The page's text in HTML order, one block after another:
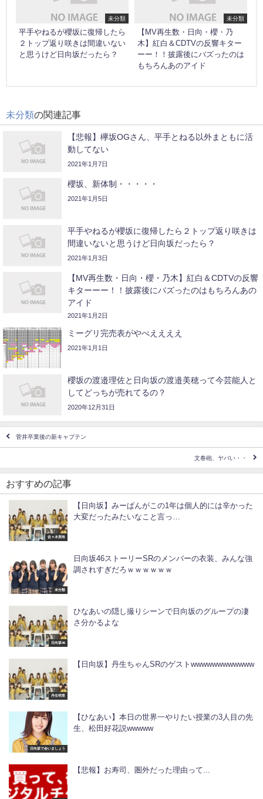
未分類
平手やねるが櫻坂に復帰したら
２トップ返り咲きは間違いない
と思うけど日向坂だったら？
未分類
【MV再生数・日向・櫻・乃
木】紅白＆CDTVの反響キター
ーー！！披露後にバズったのは
もちろんあのアイド
未分類の関連記事
【悲報】欅坂OGさん、平手とねる以外まともに活
動してない
2021年1月7日
櫻坂、新体制・・・・・
2021年1月5日
平手やねるが櫻坂に復帰したら２トップ返り咲きは
間違いないと思うけど日向坂だったら？
2021年1月3日
【MV再生数・日向・櫻・乃木】紅白＆CDTVの反響
キターーー！！披露後にバズったのはもちろんあの
アイド
2021年1月2日
ミーグリ完売表がやべええええ
2021年1月1日
櫻坂の渡邉理佐と日向坂の渡邉美穂って今芸能人と
してどっちが売れてるの？
2020年12月31日
菅井卒業後の新キャプテン
文春砲、ヤバい・・
おすすめの記事
佐々木美玲
【日向坂】みーぱんがこの1年は個人的には辛かった
大変だったみたいなこと言っ…
未分類
日向坂46ストーリーSRのメンバーの衣装、みんな強
調されすぎだろｗｗｗｗｗｗ
日向坂46
ひなあいの隠し撮りシーンで日向坂のグループの凄
さ分かるよな
丹生明里
【日向坂】丹生ちゃんSRのゲストwwwwwwwwwwww
日向坂で会いましょう
【ひなあい】本日の世界一やりたい授業の3人目の先
生、松田好花説wwwww
【悲報】お寿司、圏外だった理由って...